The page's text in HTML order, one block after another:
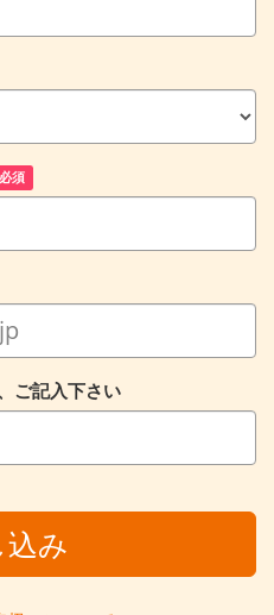
必須
ご記入下さい
み